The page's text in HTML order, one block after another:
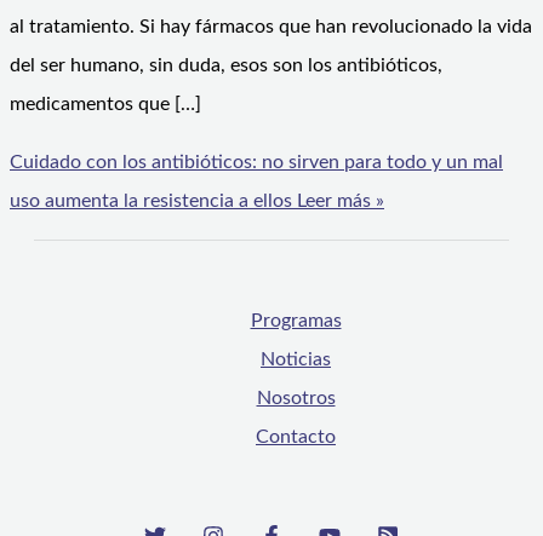
al tratamiento. Si hay fármacos que han revolucionado la vida
del ser humano, sin duda, esos son los antibióticos,
medicamentos que […]
Cuidado con los antibióticos: no sirven para todo y un mal
uso aumenta la resistencia a ellos Leer más »
Programas
Noticias
Nosotros
Contacto